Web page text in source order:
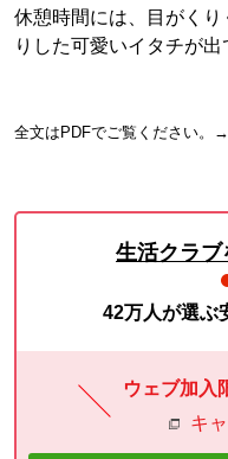
休憩時間には、目がくり
りした可愛いイタチが出
全文はPDFでご覧ください。→
生活クラブ
42万人が選ぶ
ウェブ加入
キ